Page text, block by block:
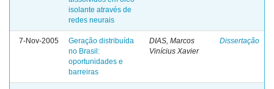
isolante através de
redes neurais
7-Nov-2005
Geração distribuída
no Brasil:
oportunidades e
barreiras
DIAS, Marcos
Vinícius Xavier
Dissertação